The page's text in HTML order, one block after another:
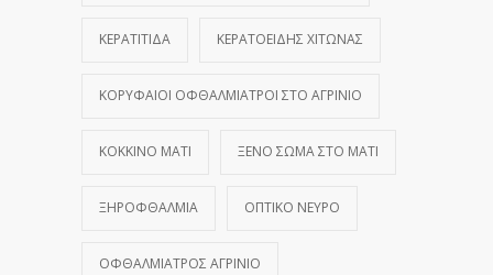
ΚΕΡΑΤΊΤΙΔΑ ΚΕΡΑΤΟΕΙΔΉΣ ΧΙΤΏΝΑΣ
ΚΟΡΥΦΑΊΟΙ ΟΦΘΑΛΜΊΑΤΡΟΙ ΣΤΟ ΑΓΡΊΝΙΟ
ΚΌΚΚΙΝΟ ΜΆΤΙ ΞΈΝΟ ΣΏΜΑ ΣΤΟ ΜΆΤΙ
ΞΗΡΟΦΘΑΛΜΊΑ ΟΠΤΙΚΌ ΝΕΎΡΟ
ΟΦΘΑΛΜΊΑΤΡΟΣ ΑΓΡΊΝΙΟ